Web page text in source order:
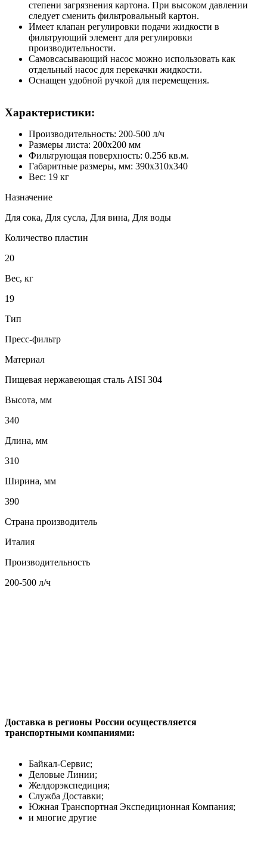
степени загрязнения картона. При высоком давлении
следует сменить фильтровальный картон.
Имеет клапан регулировки подачи жидкости в
фильтрующий элемент для регулировки
производительности.
Самовсасывающий насос можно использовать как
отдельный насос для перекачки жидкости.
Оснащен удобной ручкой для перемещения.
Характеристики:
Производительность: 200-500 л/ч
Размеры листа: 200х200 мм
Фильтрующая поверхность: 0.256 кв.м.
Габаритные размеры, мм: 390х310х340
Вес: 19 кг
Назначение
Для сока, Для сусла, Для вина, Для воды
Количество пластин
20
Вес, кг
19
Тип
Пресс-фильтр
Материал
Пищевая нержавеющая сталь AISI 304
Высота, мм
340
Длина, мм
310
Ширина, мм
390
Страна производитель
Италия
Производительность
200-500 л/ч
Доставка в регионы России осуществляется
транспортными компаниями:
Байкал-Сервис;
Деловые Линии;
Желдорэкспедиция;
Служба Доставки;
Южная Транспортная Экспедиционная Компания;
и многие другие